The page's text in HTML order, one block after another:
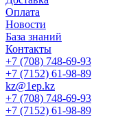
Оплата
Новости
База знаний
Контакты
+7 (708) 748-69-93
+7 (7152) 61-98-89
kz@1ep.kz
+7 (708) 748-69-93
+7 (7152) 61-98-89